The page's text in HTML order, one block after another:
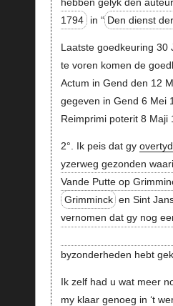
1794 in “ Den dienst
Laatste goedkeuring 30
te voren komen de
Actum in Gend den 12
gegeven in Gend 6 Mei
Reimprimi poterit 8 Maji
2°. Ik peis dat gy overtyd
yzerweg gezonden
Vande Putte op
Grimminck en Sint
vernomen dat gy nog
byzonderheden hebt
Ik zelf had u wat meer
my klaar genoeg in ‘t